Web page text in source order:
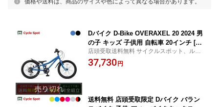
価格や送料は、商品のサイズや色によって異なる場合があります。
Dバイク D-Bike OVERAXEL 20 2024 男
の子 キッズ 子供用 自転車 20インチ [D-
Bike OVERAXEL 20]
店頭受取送料無料 サイクルスポット、ルサ
イク店舗受取指定で、防犯登録可・盗難補
償に加入可・即乗車可・不要車引取可
37,730円
送料無料 店頭受取限定 Dバイク バラン